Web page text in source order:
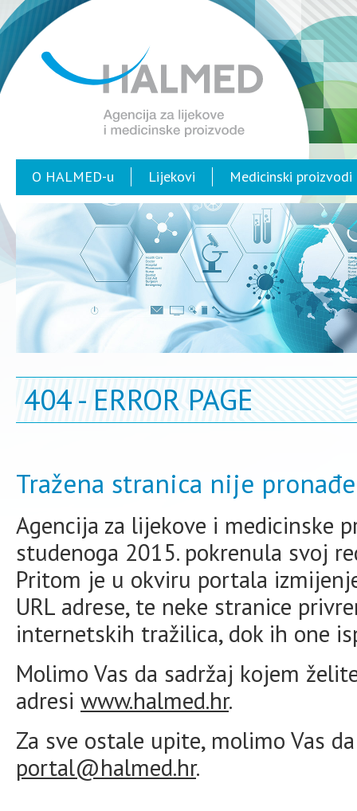
O HALMED-u Lijekovi Medicinski proizvodi
404 - ERROR PAGE
Tražena stranica nije
Agencija za lijekove i medicinske
studenoga 2015. pokrenula svoj
Pritom je u okviru portala
URL adrese, te neke stranice
internetskih tražilica, dok ih one
Molimo Vas da sadržaj kojem
adresi www.halmed.hr.
Za sve ostale upite, molimo Vas
portal@halmed.hr.